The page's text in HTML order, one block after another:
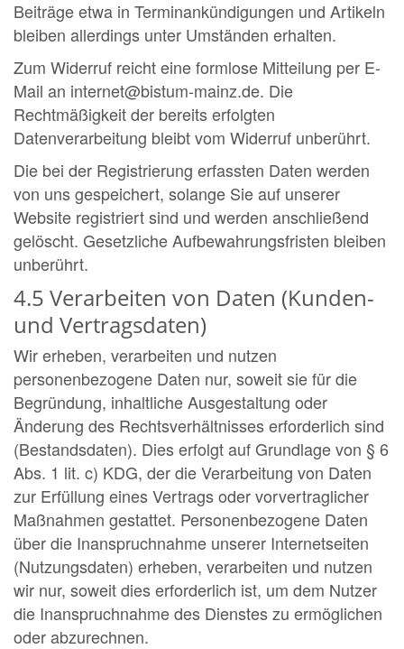
Beiträge etwa in Terminankündigungen und Artikeln
bleiben allerdings unter Umständen erhalten.
Zum Widerruf reicht eine formlose Mitteilung per E-
Mail an internet@bistum-mainz.de. Die
Rechtmäßigkeit der bereits erfolgten
Datenverarbeitung bleibt vom Widerruf unberührt.
Die bei der Registrierung erfassten Daten werden
von uns gespeichert, solange Sie auf unserer
Website registriert sind und werden anschließend
gelöscht. Gesetzliche Aufbewahrungsfristen bleiben
unberührt.
4.5 Verarbeiten von Daten (Kunden-
und Vertragsdaten)
Wir erheben, verarbeiten und nutzen
personenbezogene Daten nur, soweit sie für die
Begründung, inhaltliche Ausgestaltung oder
Änderung des Rechtsverhältnisses erforderlich sind
(Bestandsdaten). Dies erfolgt auf Grundlage von § 6
Abs. 1 lit. c) KDG, der die Verarbeitung von Daten
zur Erfüllung eines Vertrags oder vorvertraglicher
Maßnahmen gestattet. Personenbezogene Daten
über die Inanspruchnahme unserer Internetseiten
(Nutzungsdaten) erheben, verarbeiten und nutzen
wir nur, soweit dies erforderlich ist, um dem Nutzer
die Inanspruchnahme des Dienstes zu ermöglichen
oder abzurechnen.